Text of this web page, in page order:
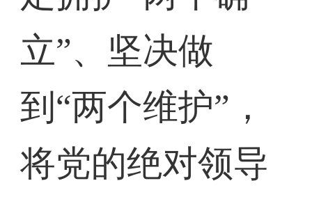
立”、坚决做
到“两个维护”，
将党的绝对领导